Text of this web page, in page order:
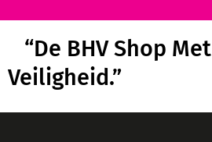
“De BHV Shop Met
Veiligheid.”